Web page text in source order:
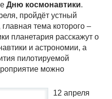
Дню космонавтики.
пройдёт устный
тема которого –
планетария расскажут о
и астрономии, а
пилотируемой
можно
12 апреля